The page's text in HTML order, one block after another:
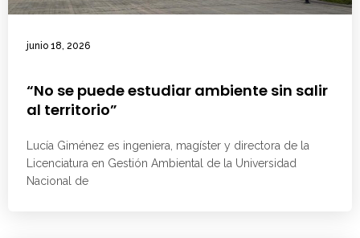
junio 18, 2026
“No se puede estudiar ambiente sin salir
al territorio”
Lucía Giménez es ingeniera, magíster y directora de la
Licenciatura en Gestión Ambiental de la Universidad
Nacional de